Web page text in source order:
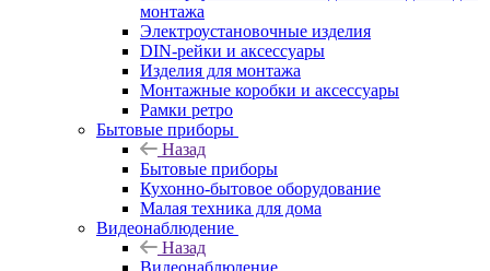
монтажа
Электроустановочные изделия
DIN-рейки и аксессуары
Изделия для монтажа
Монтажные коробки и аксессуары
Рамки ретро
Бытовые приборы
Назад
Бытовые приборы
Кухонно-бытовое оборудование
Малая техника для дома
Видеонаблюдение
Назад
Видеонаблюдение